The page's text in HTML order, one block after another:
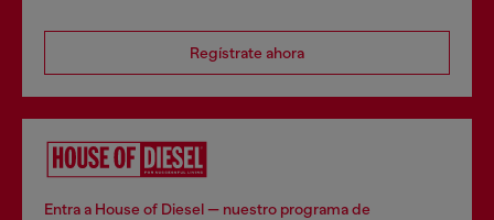
Regístrate ahora
Entra a House of Diesel — nuestro programa de